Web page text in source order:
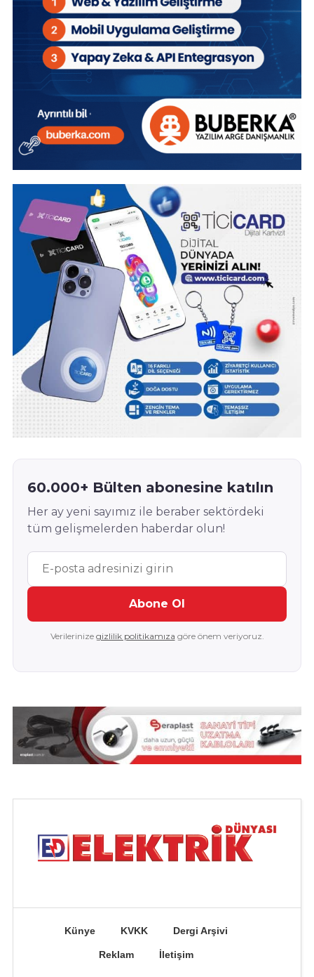
60.000+ Bülten abonesine katılın
Her ay yeni sayımız ile beraber sektördeki
tüm gelişmelerden haberdar olun!
Abone Ol
Verilerinize gizlilik politikamıza göre önem veriyoruz.
Künye KVKK Dergi Arşivi
Reklam İletişim